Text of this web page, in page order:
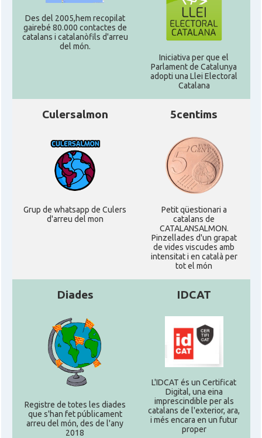
Des del 2005,hem recopilat
gairebé 80.000 contactes de
catalans i catalanòfils d'arreu
del món.
Iniciativa per que el
Parlament de Catalunya
adopti una Llei Electoral
Catalana
Culersalmon
Grup de whatsapp de Culers
d'arreu del mon
5centims
Petit qüestionari a
catalans de
CATALANSALMON.
Pinzellades d'un grapat
de vides viscudes amb
intensitat i en català per
tot el món
Diades
Registre de totes les diades
que s'han fet públicament
arreu del món, des de l'any
2018
IDCAT
L'IDCAT és un Certificat
Digital, una eina
imprescindible per als
catalans de l'exterior, ara,
i més encara en un futur
proper